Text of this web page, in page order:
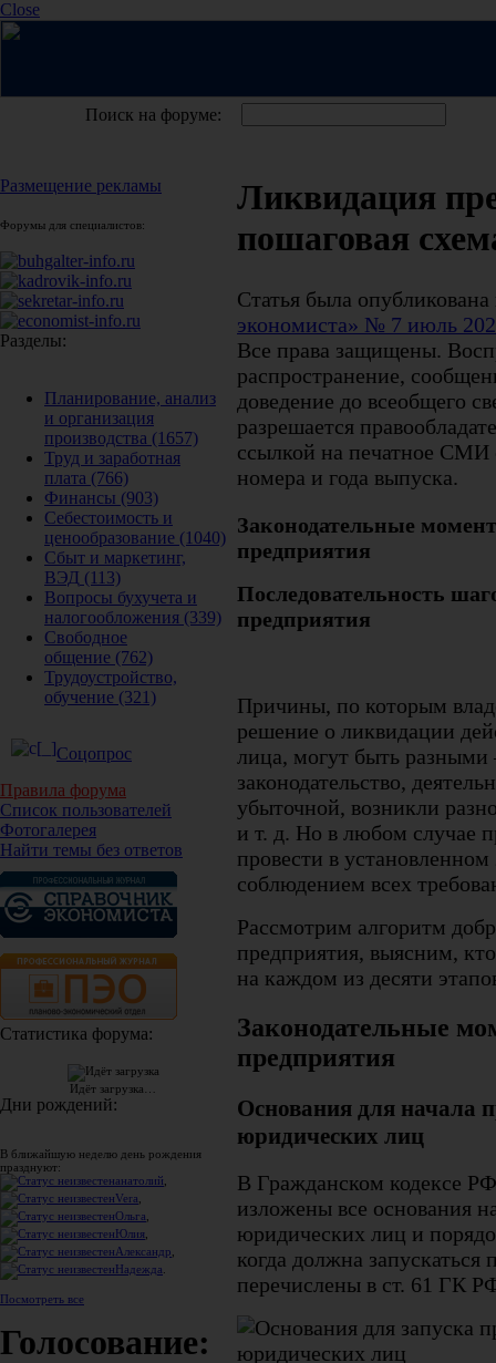
Close
Поиск на форуме:
Размещение рекламы
Форумы для специалистов:
Разделы:
Планирование, анализ
и организация
производства (1657)
Труд и заработная
плата (766)
Финансы (903)
Себестоимость и
ценообразование (1040)
Сбыт и маркетинг,
ВЭД (113)
Вопросы бухучета и
налогообложения (339)
Свободное
общение (762)
Трудоустройство,
обучение (321)
Соцопрос
Правила форума
Список пользователей
Фотогалерея
Найти темы без ответов
Статистика форума:
Идёт загрузка…
Дни рождений:
В ближайшую неделю день рождения
празднуют:
анатолий
Vera
Ольга
Юлия
Александр
Надежда
Посмотреть все
Голосование:
Ликвидация
пошаговая
Статья была
экономиста» № 7 июль
Все права защищены.
распространение,
доведение до всеобщего
разрешается
ссылкой на печатное СМИ
номера и года выпуска.
Законодательные
предприятия
Последовательность
предприятия
Причины, по которым
решение о ликвидации
лица, могут быть
законодательство,
убыточной, возникли
и т. д. Но в любом случае
провести в
соблюдением всех
Рассмотрим алгоритм
предприятия, выясним,
на каждом из десяти
Законодательные
предприятия
Основания для начала
юридических лиц
В Гражданском кодексе
изложены все основания
юридических лиц и
когда должна
перечислены в ст. 61 ГК